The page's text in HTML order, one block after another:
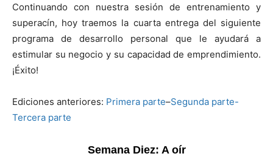
Continuando con nuestra sesión de entrenamiento y
superacín, hoy traemos la cuarta entrega del siguiente
programa de desarrollo personal que le ayudará a
estimular su negocio y su capacidad de emprendimiento.
¡Éxito!
Ediciones anteriores: Primera parte–Segunda parte-
Tercera parte
Semana Diez: A oír